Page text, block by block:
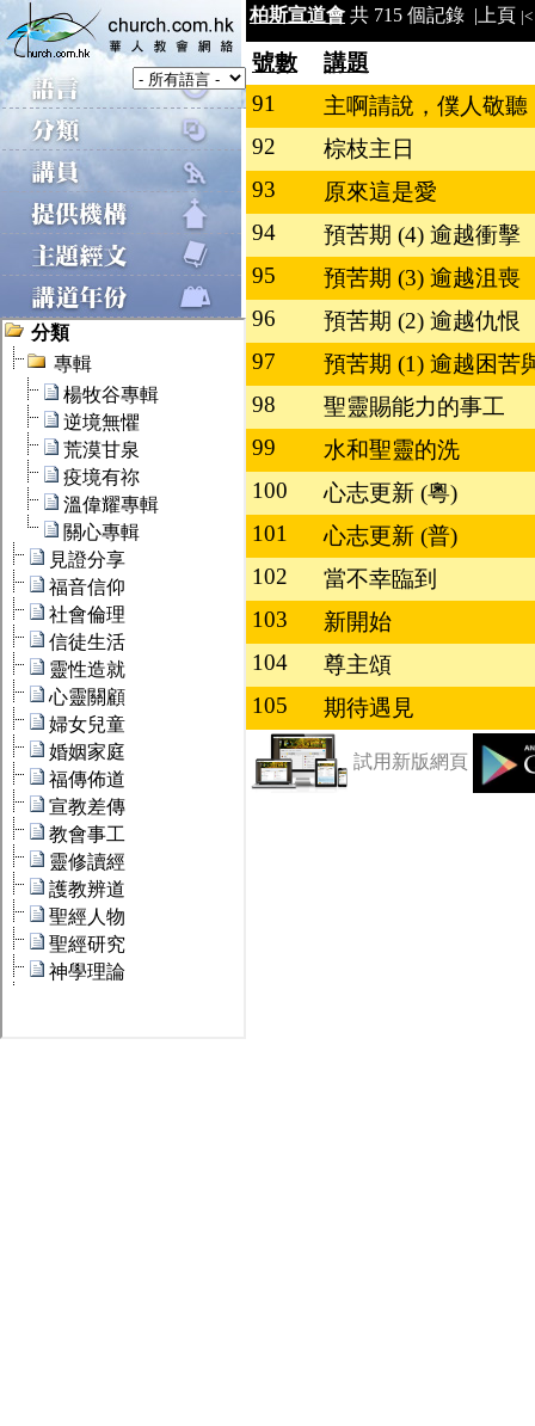
柏斯宣道會 共 715 個記錄 | 上頁 |<
號數
講題
91
主啊請說，僕人敬聽
92
棕枝主日
93
原來這是愛
94
預苦期 (4) 逾越衝擊
95
預苦期 (3) 逾越沮喪
96
預苦期 (2) 逾越仇恨
97
預苦期 (1) 逾越困苦
98
聖靈賜能力的事工
99
水和聖靈的洗
100
心志更新 (粵)
101
心志更新 (普)
102
當不幸臨到
103
新開始
104
尊主頌
105
期待遇見
試用新版網頁